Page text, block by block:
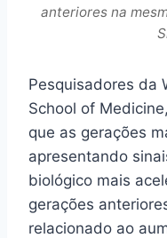
anteriores na
Pesquisadores da
School of
que as gerações
apresentando
biológico mais
gerações
relacionado ao